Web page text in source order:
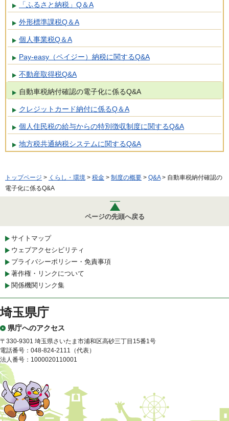
「ふるさと納税」Q＆A
外形標準課税Q＆A
個人事業税Q＆A
Pay-easy（ペイジー）納税に関するQ&A
不動産取得税Q&A
自動車税納付確認の電子化に係るQ&A
クレジットカード納付に係るQ＆A
個人住民税の給与からの特別徴収制度に関するQ&A
地方税共通納税システムに関するQ&A
トップページ > くらし・環境 > 税金 > 制度の概要 > Q&A> 自動車税納付確認の
電子化に係るQ&A
ページの先頭へ戻る
サイトマップ
ウェブアクセシビリティ
プライバシーポリシー・免責事項
著作権・リンクについて
関係機関リンク集
埼玉県庁
県庁へのアクセス
〒330-9301 埼玉県さいたま市浦和区高砂三丁目15番1号
電話番号：048-824-2111（代表）
法人番号：1000020110001